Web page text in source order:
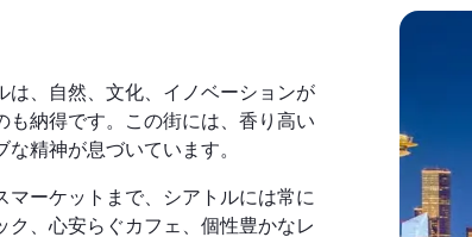
、自然、文化、イノベーションが
納得です。この街には、香り高い
精神が息づいています。
ーケットまで、シアトルには常に
、心安らぐカフェ、個性豊かなレ